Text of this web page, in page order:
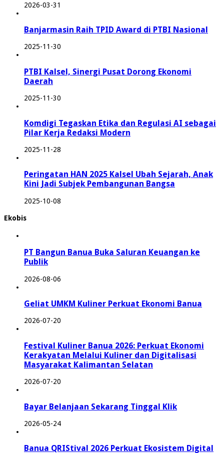
2026-03-31
Banjarmasin Raih TPID Award di PTBI Nasional
2025-11-30
PTBI Kalsel, Sinergi Pusat Dorong Ekonomi
Daerah
2025-11-30
Komdigi Tegaskan Etika dan Regulasi AI sebagai
Pilar Kerja Redaksi Modern
2025-11-28
Peringatan HAN 2025 Kalsel Ubah Sejarah, Anak
Kini Jadi Subjek Pembangunan Bangsa
2025-10-08
Ekobis
PT Bangun Banua Buka Saluran Keuangan ke
Publik
2026-08-06
Geliat UMKM Kuliner Perkuat Ekonomi Banua
2026-07-20
Festival Kuliner Banua 2026: Perkuat Ekonomi
Kerakyatan Melalui Kuliner dan Digitalisasi
Masyarakat Kalimantan Selatan
2026-07-20
Bayar Belanjaan Sekarang Tinggal Klik
2026-05-24
Banua QRIStival 2026 Perkuat Ekosistem Digital